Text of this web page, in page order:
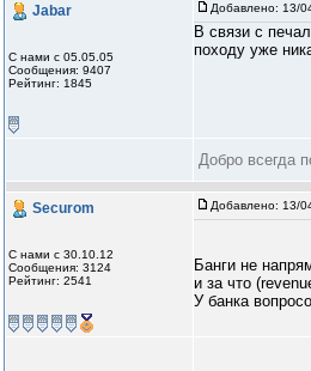
Jabar
С нами с 05.05.05
Сообщения: 9407
Рейтинг: 1845
Добавлено: 13/
В связи с
походу уже
Добро всегда
Securom
С нами с 30.10.12
Сообщения: 3124
Рейтинг: 2541
Добавлено: 13/
Банги не
и за что
У банка